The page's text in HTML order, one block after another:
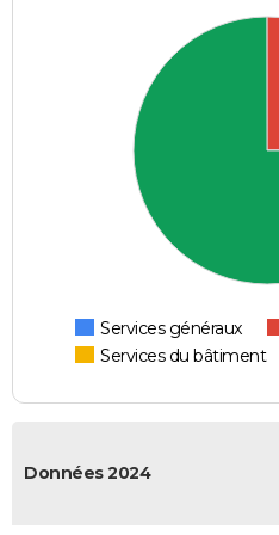
Services généraux
Services du bâtiment
Données 2024